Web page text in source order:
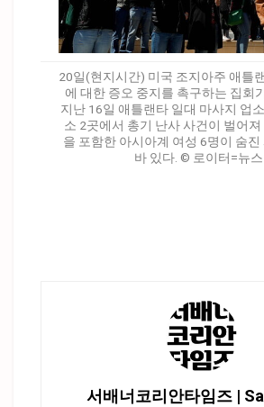
20일(현지시간) 미국 조지아주 애틀
에 대한 증오 중지를 촉구하는 집회
지난 16일 애틀랜타 일대 마사지 업
소 2곳에서 총기 난사 사건이 벌어져
을 포함한 아시아계 여성 6명이 숨
바 있다. © 로이터=뉴스
서배너코리안타임즈 |